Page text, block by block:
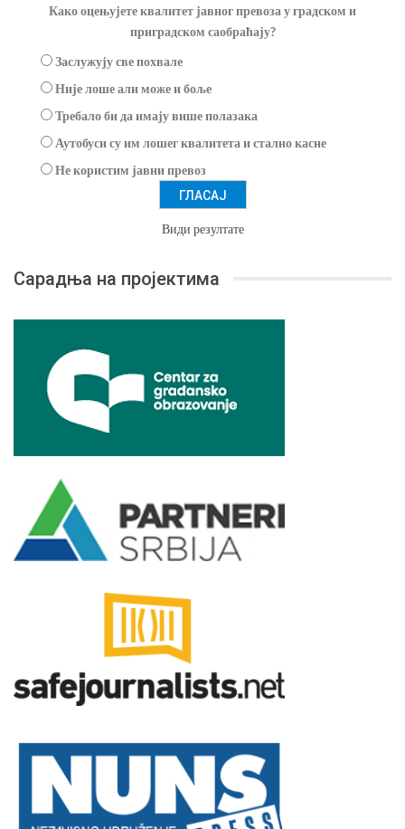
Како оцењујете квалитет јавног превоза у градском и
приградском саобраћају?
Заслужују све похвале
Није лоше али може и боље
Требало би да имају више полазака
Аутобуси су им лошег квалитета и стално касне
Не користим јавни превоз
Види резултате
Сарадња на пројектима